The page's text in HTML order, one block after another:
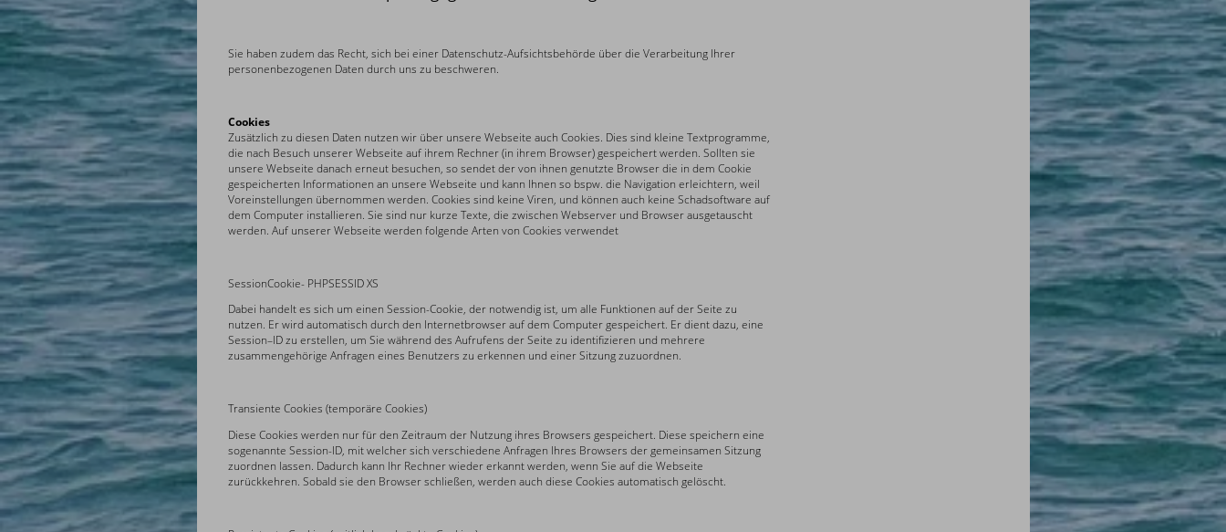
Sie haben zudem das Recht, sich bei einer Datenschutz-Aufsichtsbehörde über die Verarbeitung Ihrer
personenbezogenen Daten durch uns zu beschweren.
Cookies
Zusätzlich zu diesen Daten nutzen wir über unsere Webseite auch Cookies. Dies sind kleine Textprogramme,
die nach Besuch unserer Webseite auf ihrem Rechner (in ihrem Browser) gespeichert werden. Sollten sie
unsere Webseite danach erneut besuchen, so sendet der von ihnen genutzte Browser die in dem Cookie
gespeicherten Informationen an unsere Webseite und kann Ihnen so bspw. die Navigation erleichtern, weil
Voreinstellungen übernommen werden. Cookies sind keine Viren, und können auch keine Schadsoftware auf
dem Computer installieren. Sie sind nur kurze Texte, die zwischen Webserver und Browser ausgetauscht
werden. Auf unserer Webseite werden folgende Arten von Cookies verwendet
SessionCookie- PHPSESSID XS
Dabei handelt es sich um einen Session-Cookie, der notwendig ist, um alle Funktionen auf der Seite zu
nutzen. Er wird automatisch durch den Internetbrowser auf dem Computer gespeichert. Er dient dazu, eine
Session–ID zu erstellen, um Sie während des Aufrufens der Seite zu identifizieren und mehrere
zusammengehörige Anfragen eines Benutzers zu erkennen und einer Sitzung zuzuordnen.
Transiente Cookies (temporäre Cookies)
Diese Cookies werden nur für den Zeitraum der Nutzung ihres Browsers gespeichert. Diese speichern eine
sogenannte Session-ID, mit welcher sich verschiedene Anfragen Ihres Browsers der gemeinsamen Sitzung
zuordnen lassen. Dadurch kann Ihr Rechner wieder erkannt werden, wenn Sie auf die Webseite
zurückkehren. Sobald sie den Browser schließen, werden auch diese Cookies automatisch gelöscht.